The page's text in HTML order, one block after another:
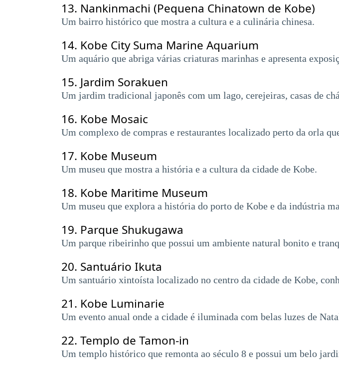
13. Nankinmachi (Pequena Chinatown de Kobe)
Um bairro histórico que mostra a cultura e a culinária chinesa.
14. Kobe City Suma Marine Aquarium
Um aquário que abriga várias criaturas marinhas e apresenta
15. Jardim Sorakuen
Um jardim tradicional japonês com um lago, cerejeiras, casas de
16. Kobe Mosaic
Um complexo de compras e restaurantes localizado perto da orla
17. Kobe Museum
Um museu que mostra a história e a cultura da cidade de Kobe.
18. Kobe Maritime Museum
Um museu que explora a história do porto de Kobe e da indústria
19. Parque Shukugawa
Um parque ribeirinho que possui um ambiente natural bonito e
20. Santuário Ikuta
Um santuário xintoísta localizado no centro da cidade de Kobe,
21. Kobe Luminarie
Um evento anual onde a cidade é iluminada com belas luzes de
22. Templo de Tamon-in
Um templo histórico que remonta ao século 8 e possui um belo